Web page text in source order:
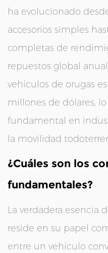
ha evolucionado
accesorios simples
completas de
repuestos global
vehículos de orugas
millones de dólares,
fundamental en
la movilidad
¿Cuáles son los
fundamentales?
La verdadera esencia
reside en su papel
entre un vehículo